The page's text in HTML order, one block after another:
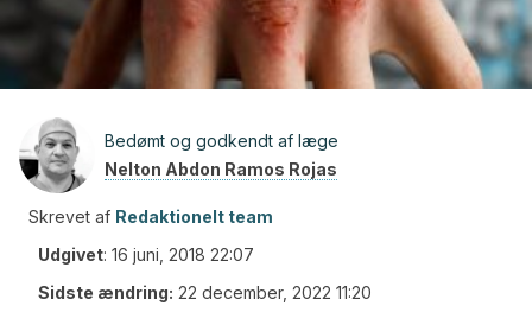
Bedømt og godkendt af læge
Nelton Abdon Ramos Rojas
Skrevet af Redaktionelt team
Udgivet: 16 juni, 2018 22:07
Sidste ændring: 22 december, 2022 11:20